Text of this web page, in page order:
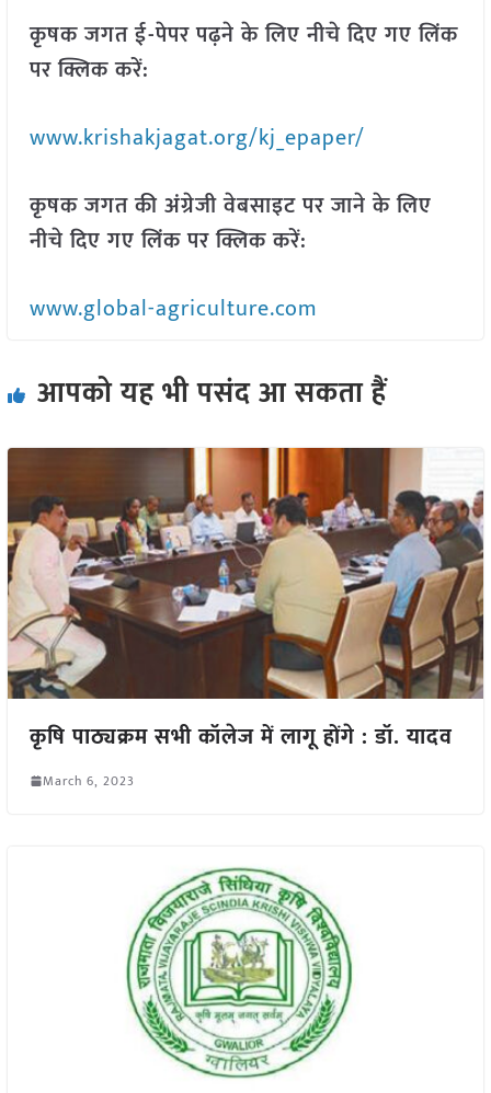
कृषक जगत ई-पेपर पढ़ने के लिए नीचे दिए गए लिंक
पर क्लिक करें:
www.krishakjagat.org/kj_epaper/
कृषक जगत की अंग्रेजी वेबसाइट पर जाने के लिए
नीचे दिए गए लिंक पर क्लिक करें:
www.global-agriculture.com
आपको यह भी पसंद आ सकता हैं
कृषि पाठ्यक्रम सभी कॉलेज में लागू होंगे : डॉ. यादव
March 6, 2023